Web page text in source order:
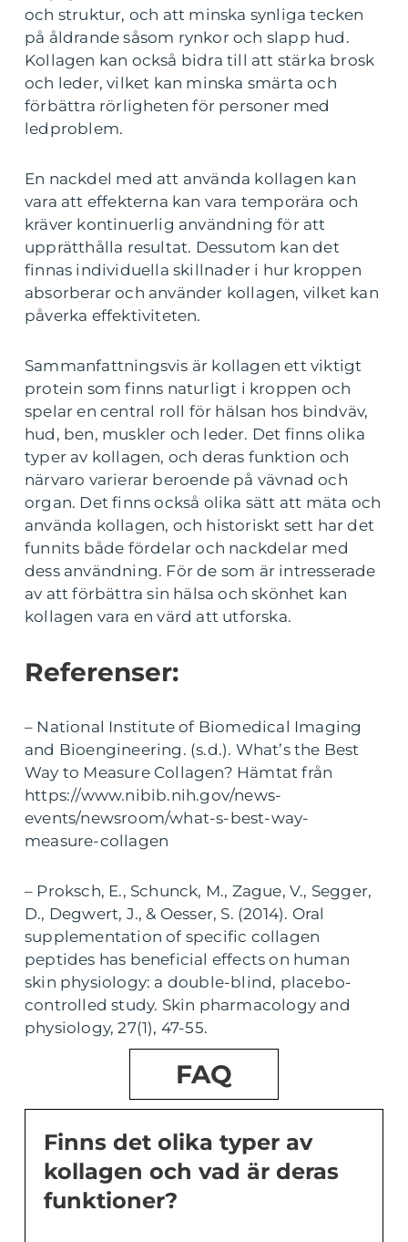
och struktur, och att minska synliga tecken
på åldrande såsom rynkor och slapp hud.
Kollagen kan också bidra till att stärka brosk
och leder, vilket kan minska smärta och
förbättra rörligheten för personer med
ledproblem.
En nackdel med att använda kollagen kan
vara att effekterna kan vara temporära och
kräver kontinuerlig användning för att
upprätthålla resultat. Dessutom kan det
finnas individuella skillnader i hur kroppen
absorberar och använder kollagen, vilket kan
påverka effektiviteten.
Sammanfattningsvis är kollagen ett viktigt
protein som finns naturligt i kroppen och
spelar en central roll för hälsan hos bindväv,
hud, ben, muskler och leder. Det finns olika
typer av kollagen, och deras funktion och
närvaro varierar beroende på vävnad och
organ. Det finns också olika sätt att mäta och
använda kollagen, och historiskt sett har det
funnits både fördelar och nackdelar med
dess användning. För de som är intresserade
av att förbättra sin hälsa och skönhet kan
kollagen vara en värd att utforska.
Referenser:
– National Institute of Biomedical Imaging
and Bioengineering. (s.d.). What’s the Best
Way to Measure Collagen? Hämtat från
https://www.nibib.nih.gov/news-
events/newsroom/what-s-best-way-
measure-collagen
– Proksch, E., Schunck, M., Zague, V., Segger,
D., Degwert, J., & Oesser, S. (2014). Oral
supplementation of specific collagen
peptides has beneficial effects on human
skin physiology: a double-blind, placebo-
controlled study. Skin pharmacology and
physiology, 27(1), 47-55.
FAQ
Finns det olika typer av
kollagen och vad är deras
funktioner?